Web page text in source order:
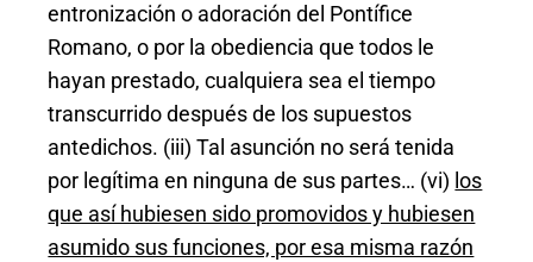
entronización o adoración del Pontífice
Romano, o por la obediencia que todos le
hayan prestado, cualquiera sea el tiempo
transcurrido después de los supuestos
antedichos. (iii) Tal asunción no será tenida
por legítima en ninguna de sus partes… (vi) los
que así hubiesen sido promovidos y hubiesen
asumido sus funciones, por esa misma razón